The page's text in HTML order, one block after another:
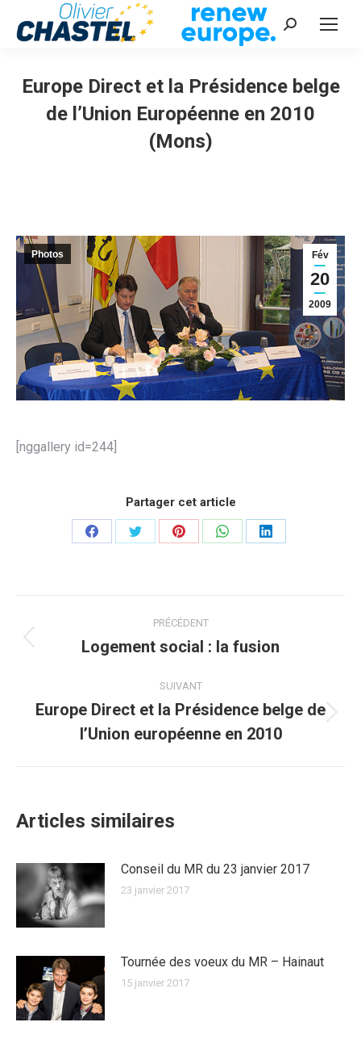
Recherche
Europe Direct et la Présidence belge
de l’Union Européenne en 2010
(Mons)
Fév
20
2009
Photos
[nggallery id=244]
Partager cet article
PartagerPartagerPartagerPartagerPartager
article
PRÉCÉDENT
Article
:
Logement social : la fusion
SUIVANT
suivant
Europe Direct et la Présidence belge de
l’Union européenne en 2010
Articles similaires
Conseil du MR du 23 janvier 2017
23 janvier 2017
Tournée des voeux du MR – Hainaut
15 janvier 2017